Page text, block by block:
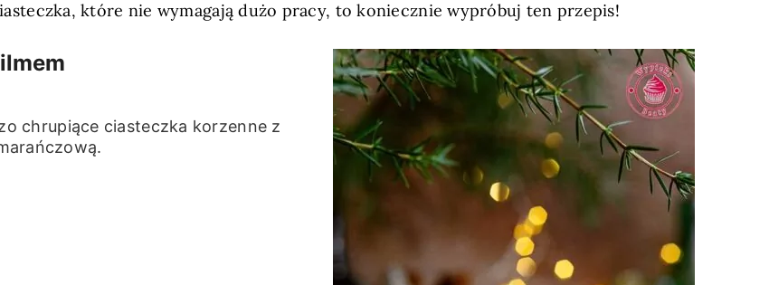
które nie wymagają dużo pracy, to koniecznie wypróbuj ten przepis!
chrupiące ciasteczka korzenne z